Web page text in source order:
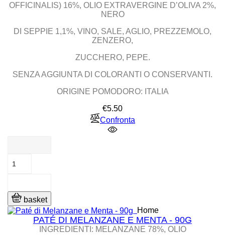
OFFICINALIS) 16%, OLIO EXTRAVERGINE D’OLIVA 2%,
NERO
DI SEPPIE 1,1%, VINO, SALE, AGLIO, PREZZEMOLO,
ZENZERO,
ZUCCHERO, PEPE.
SENZA AGGIUNTA DI COLORANTI O CONSERVANTI.
ORIGINE POMODORO: ITALIA
€5.50Price
Confronta
basket
Home
PATÉ DI MELANZANE E MENTA - 90G
INGREDIENTI: MELANZANE 78%, OLIO